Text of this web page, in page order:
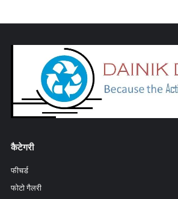
कैटेगरी
फीचर्ड
फोटो गैलरी